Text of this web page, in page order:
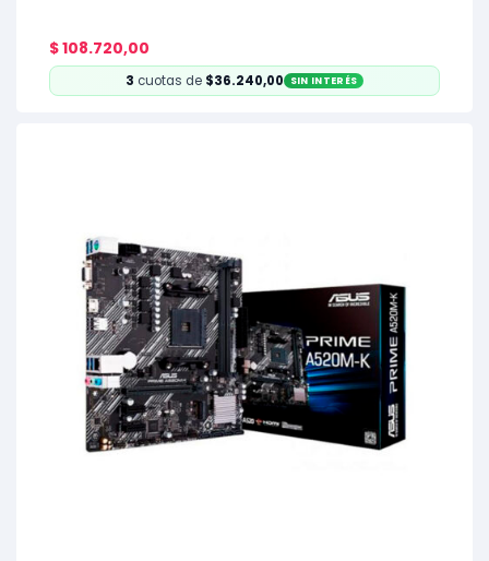
$108.720,00
3 cuotas de $36.240,00 SIN INTERÉS